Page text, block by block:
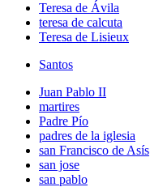
Teresa de Ávila
teresa de calcuta
Teresa de Lisieux
Santos
Juan Pablo II
martires
Padre Pío
padres de la iglesia
san Francisco de Asís
san jose
san pablo